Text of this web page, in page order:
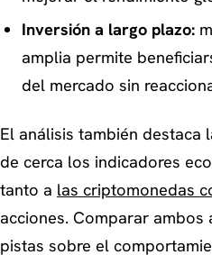
Inversión a largo plazo:
amplia permite
del mercado sin
El análisis también destaca
de cerca los indicadores
tanto a las criptomonedas
acciones. Comparar
pistas sobre el